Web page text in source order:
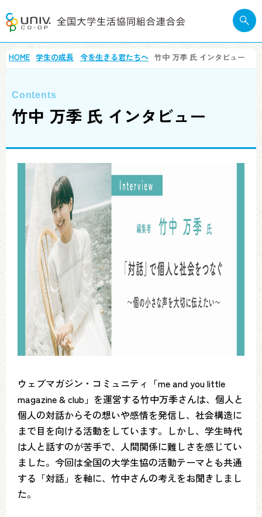
HOME 学生の成長 今を⽣きる君たちへ 竹中 万季 氏 インタビュー
竹中 万季 氏 インタビュー
ウェブマガジン・コミュニティ「me and you little
magazine & club」を運営する竹中万季さんは、個人と
個人の対話からその想いや感情を発信し、社会構造に
まで目を向ける活動をしています。しかし、学生時代
は人と話すのが苦手で、人間関係に難しさを感じてい
ました。今回は全国の大学生協の活動テーマとも共通
する「対話」を軸に、竹中さんの考えをお聞きしまし
た。